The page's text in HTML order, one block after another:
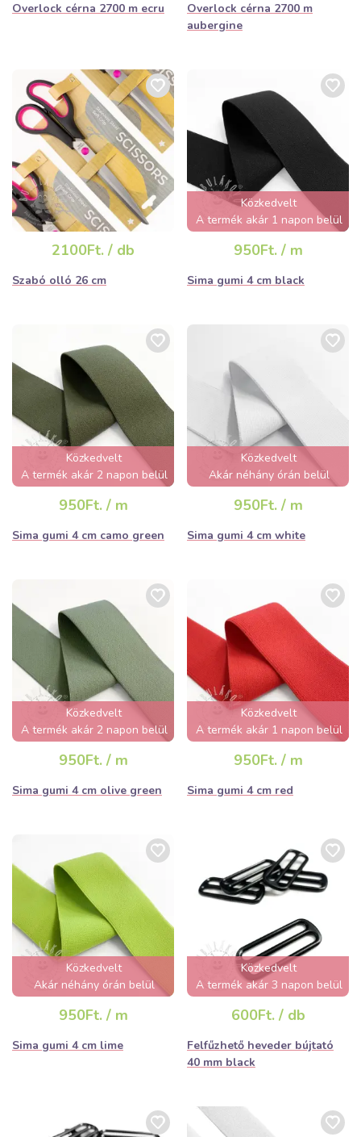
Overlock cérna 2700 m ecru
Overlock cérna 2700 m
aubergine
2100Ft. / db
Szabó olló 26 cm
Közkedvelt
A termék akár 1 napon belül
950Ft. / m
Sima gumi 4 cm black
Közkedvelt
A termék akár 2 napon belül
950Ft. / m
Sima gumi 4 cm camo green
Közkedvelt
Akár néhány órán belül
950Ft. / m
Sima gumi 4 cm white
Közkedvelt
A termék akár 2 napon belül
950Ft. / m
Sima gumi 4 cm olive green
Közkedvelt
A termék akár 1 napon belül
950Ft. / m
Sima gumi 4 cm red
Közkedvelt
Akár néhány órán belül
950Ft. / m
Sima gumi 4 cm lime
Közkedvelt
A termék akár 3 napon belül
600Ft. / db
Felfűzhető heveder bújtató
40 mm black